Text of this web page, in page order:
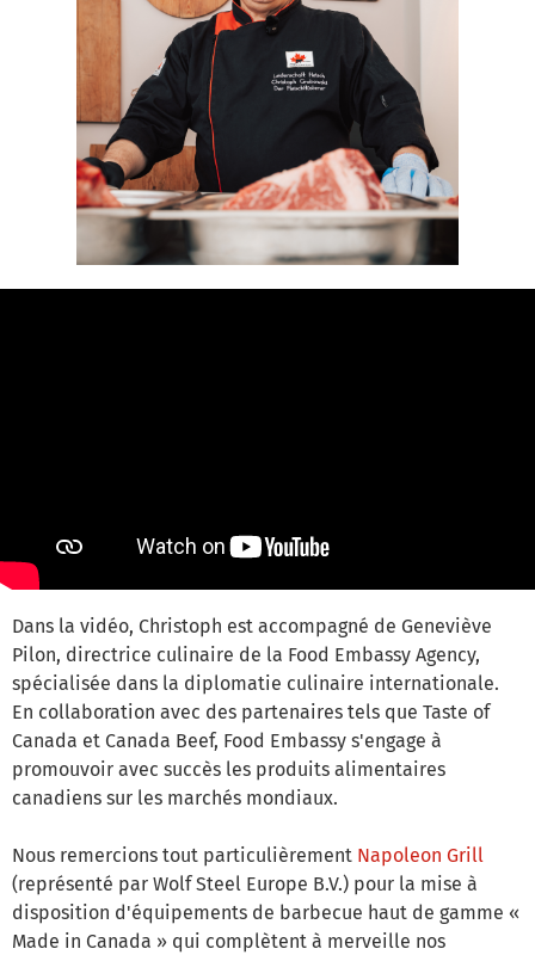
Dans la vidéo, Christoph est accompagné de Geneviève
Pilon, directrice culinaire de la Food Embassy Agency,
spécialisée dans la diplomatie culinaire internationale.
En collaboration avec des partenaires tels que Taste of
Canada et Canada Beef, Food Embassy s'engage à
promouvoir avec succès les produits alimentaires
canadiens sur les marchés mondiaux.
Nous remercions tout particulièrement Napoleon Grill
(représenté par Wolf Steel Europe B.V.) pour la mise à
disposition d'équipements de barbecue haut de gamme «
Made in Canada » qui complètent à merveille nos